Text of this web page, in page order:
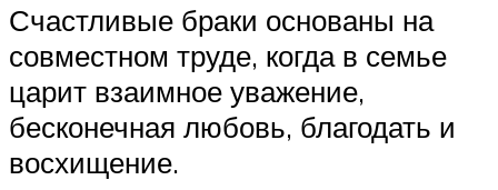
Счастливые браки основаны на
совместном труде, когда в семье
царит взаимное уважение,
бесконечная любовь, благодать и
восхищение.